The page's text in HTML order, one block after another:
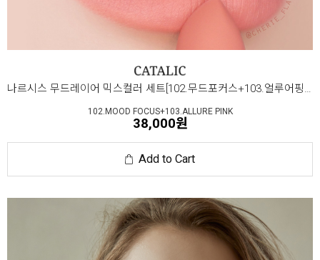
나르시스 무드레이어 믹스컬러 세트[102.무드포커스+103.얼루어핑크]
102.MOOD FOCUS+103.ALLURE PINK
38,000원
Add to Cart